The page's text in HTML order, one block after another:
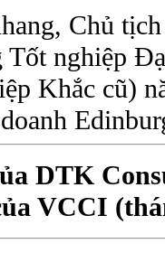
Chủ
Tốt nghiệp
Khắc cũ)
DTK
VCCI